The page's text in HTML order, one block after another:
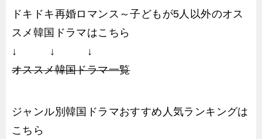
ドキドキ再婚ロマンス～子どもが5人以外のオス
スメ韓国ドラマはこちら
↓ ↓ ↓
オススメ韓国ドラマ一覧
ジャンル別韓国ドラマおすすめ人気ランキングは
こちら